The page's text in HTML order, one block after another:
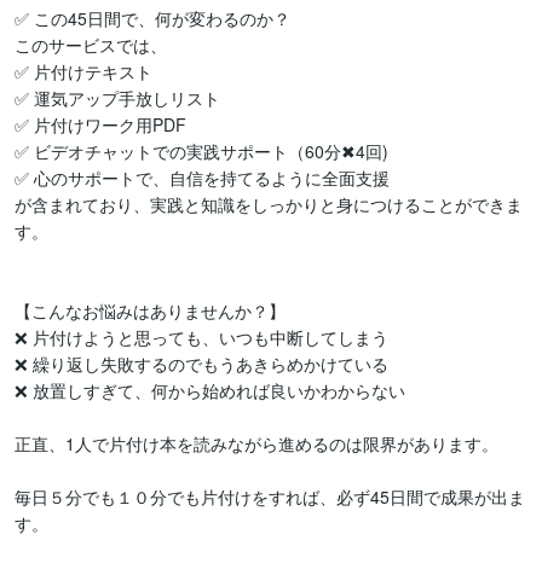
✅ この45日間で、何が変わるのか？
このサービスでは、
✅ 片付けテキスト
✅ 運気アップ手放しリスト
✅ 片付けワーク用PDF
✅ ビデオチャットでの実践サポート（60分✖︎4回)
✅ 心のサポートで、自信を持てるように全面支援
が含まれており、実践と知識をしっかりと身につけることができま
す。
【こんなお悩みはありませんか？】
❌ 片付けようと思っても、いつも中断してしまう
❌ 繰り返し失敗するのでもうあきらめかけている
❌ 放置しすぎて、何から始めれば良いかわからない
正直、1人で片付け本を読みながら進めるのは限界があります。
毎日５分でも１０分でも片付けをすれば、必ず45日間で成果が出ま
す。